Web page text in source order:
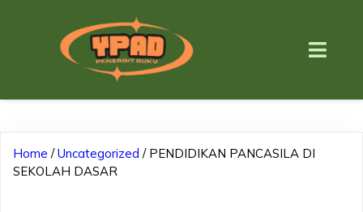
Home /Uncategorized / PENDIDIKAN PANCASILA DI
SEKOLAH DASAR